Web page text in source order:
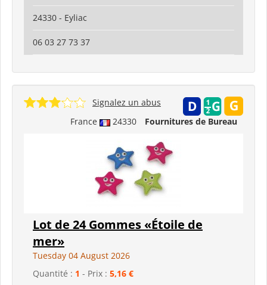
24330 - Eyliac
06 03 27 73 37
France 24330 Fournitures de Bureau
Signalez un abus
Lot de 24 Gommes «Étoile de
mer»
Tuesday 04 August 2026
Quantité : 1 - Prix : 5,16 €